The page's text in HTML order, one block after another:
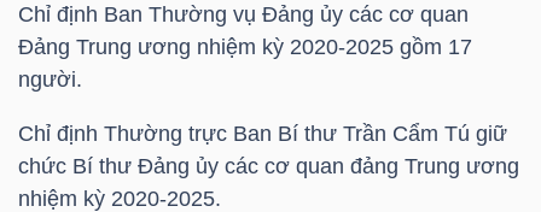
Chỉ định Ban Thường vụ Đảng ủy các cơ quan
Đảng Trung ương nhiệm kỳ 2020-2025 gồm 17
người.
Chỉ định Thường trực Ban Bí thư Trần Cẩm Tú giữ
chức Bí thư Đảng ủy các cơ quan đảng Trung ương
nhiệm kỳ 2020-2025.
TÍCH
VIETSTOCKFINANCE